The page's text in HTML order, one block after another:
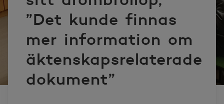
”Det kunde finnas
mer information om
äktenskapsrelaterade
dokument”